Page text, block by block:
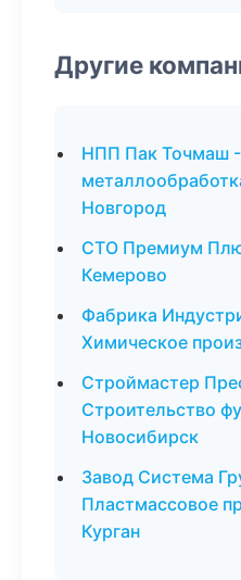
Другие
НПП Пак Точмаш
Новгород
СТО Премиум
Кемерово
Фабрика
Химическое
Строймастер
Строительство
Новосибирск
Завод Система
Пластмассовое
Курган